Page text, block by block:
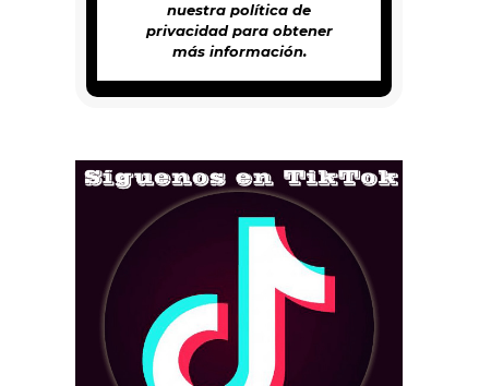
nuestra política de
privacidadpara obtener
más información.